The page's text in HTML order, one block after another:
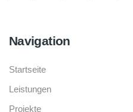
Navigation
Startseite
Leistungen
Projekte